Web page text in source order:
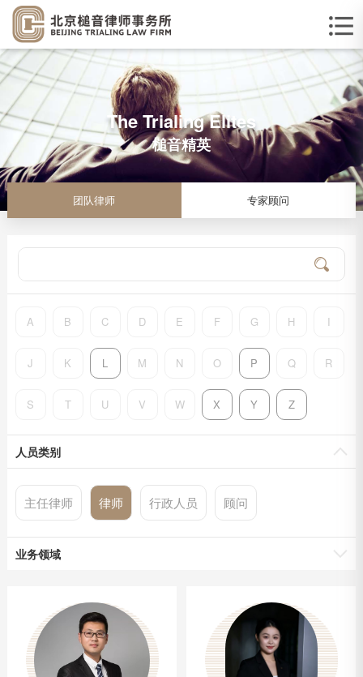
The Trialing Elites
槌音精英
团队律师 专家顾问
A B C D E F G H I
J K L M N O P Q R
S T U V W X Y Z
人员类别
主任律师 律师 行政人员 顾问
业务领域